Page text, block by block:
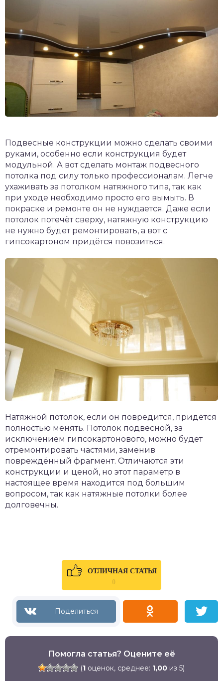
Подвесные конструкции можно сделать своими
руками, особенно если конструкция будет
модульной. А вот сделать монтаж подвесного
потолка под силу только профессионалам. Легче
ухаживать за потолком натяжного типа, так как
при уходе необходимо просто его вымыть. В
покраске и ремонте он не нуждается. Даже если
потолок потечёт сверху, натяжную конструкцию
не нужно будет ремонтировать, а вот с
гипсокартоном придётся повозиться.
Натяжной потолок, если он повредится, придётся
полностью менять. Потолок подвесной, за
исключением гипсокартонового, можно будет
отремонтировать частями, заменив
повреждённый фрагмент. Отличаются эти
конструкции и ценой, но этот параметр в
настоящее время находится под большим
вопросом, так как натяжные потолки более
долговечны.
ОТЛИЧНАЯ СТАТЬЯ
0
Помогла статья? Оцените её
(1 оценок, среднее: 1,00 из 5)